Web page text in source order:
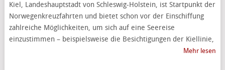
Kiel, Landeshauptstadt von Schleswig-Holstein, ist Startpunkt der
Norwegenkreuzfahrten und bietet schon vor der Einschiffung
zahlreiche Möglichkeiten, um sich auf eine Seereise
einzustimmen – beispielsweise die Besichtigungen der Kiellinie,
Mehr lesen